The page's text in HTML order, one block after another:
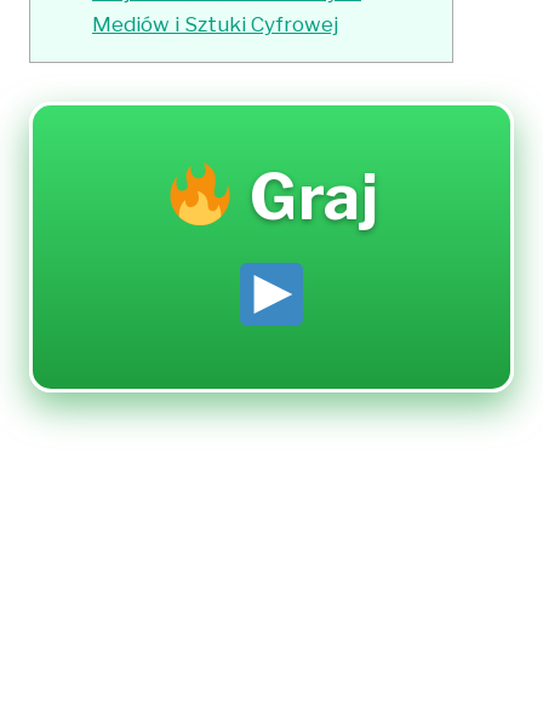
Mediów i Sztuki Cyfrowej
Graj